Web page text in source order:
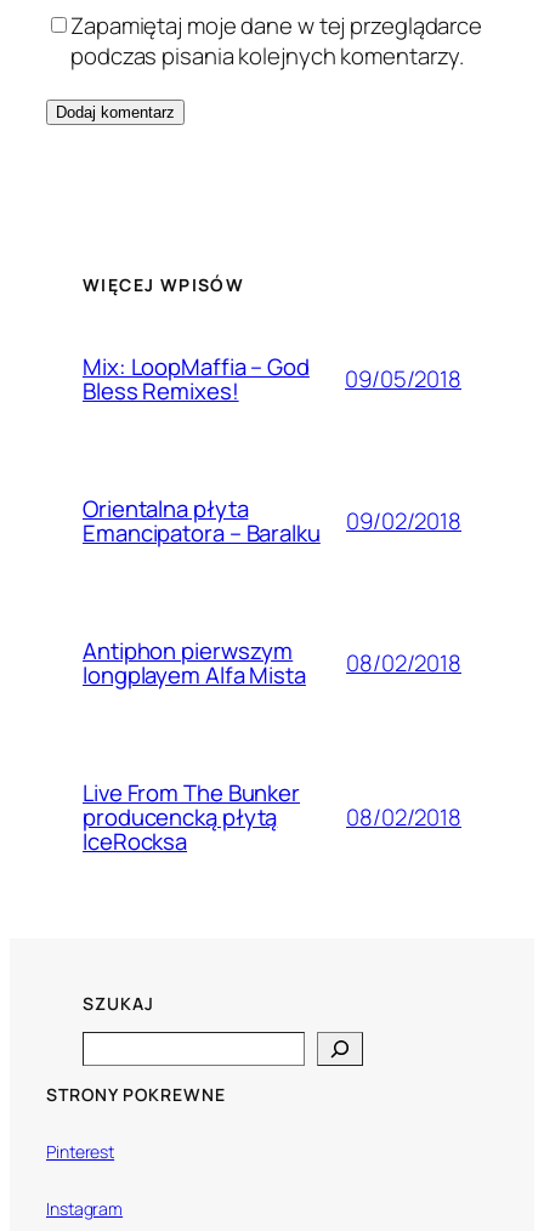
Zapamiętaj moje dane w tej przeglądarce
podczas pisania kolejnych komentarzy.
WIĘCEJ WPISÓW
Mix: LoopMaffia – God
Bless Remixes! 09/05/2018
Orientalna płyta
Emancipatora – Baralku 09/02/2018
Antiphon pierwszym
longplayem Alfa Mista 08/02/2018
Live From The Bunker
producencką płytą
IceRocksa
08/02/2018
SZUKAJ
STRONY POKREWNE
Pinterest
Instagram